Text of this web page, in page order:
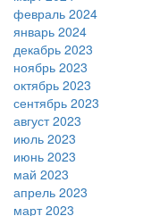
февраль 2024
январь 2024
декабрь 2023
ноябрь 2023
октябрь 2023
сентябрь 2023
август 2023
июль 2023
июнь 2023
май 2023
апрель 2023
март 2023